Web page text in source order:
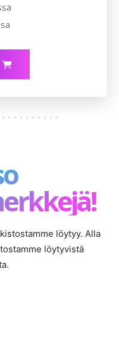
löytyy. Alla
löytyvistä